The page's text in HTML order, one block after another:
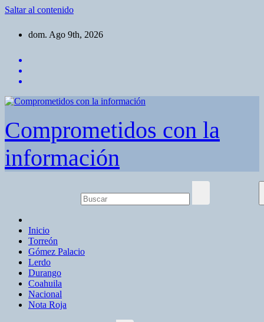
Saltar al contenido
dom. Ago 9th, 2026
Comprometidos con la
información
Inicio
Torreón
Gómez Palacio
Lerdo
Durango
Coahuila
Nacional
Nota Roja